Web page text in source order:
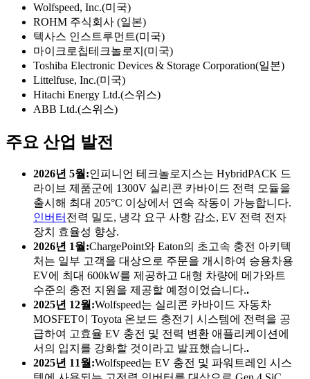
Wolfspeed, Inc.(미국)
ROHM 주식회사 (일본)
텍사스 인스트루먼트(미국)
마이크로칩테크놀로지(미국)
Toshiba Electronic Devices & Storage Corporation(일본)
Littelfuse, Inc.(미국)
Hitachi Energy Ltd.(스위스)
ABB Ltd.(스위스)
주요 산업 발전
2026년 5월:인피니언 테크놀로지스는 HybridPACK 드
라이브 제품군에 1300V 실리콘 카바이드 전력 모듈을
출시해 최대 205°C 이상에서 연속 작동이 가능합니다.
인버터 전력 밀도, 냉각 요구 사항 감소, EV 전력 전자
장치 효율성 향상.
2026년 1월:ChargePoint와 Eaton의 초고속 충전 아키텍
처는 일부 고객을 대상으로 주문을 개시하여 승용차용
EV에 최대 600kW를 제공하고 대형 차량에 메가와트
수준의 충전 지원을 제공할 예정이었습니다..
2025년 12월:Wolfspeed는 실리콘 카바이드 자동차
MOSFET이 Toyota 온보드 충전기 시스템에 전력을 공
급하여 고효율 EV 충전 및 전력 변환 애플리케이션에
서의 입지를 강화할 것이라고 발표했습니다..
2025년 11월:Wolfspeed는 EV 충전 및 파워트레인 시스